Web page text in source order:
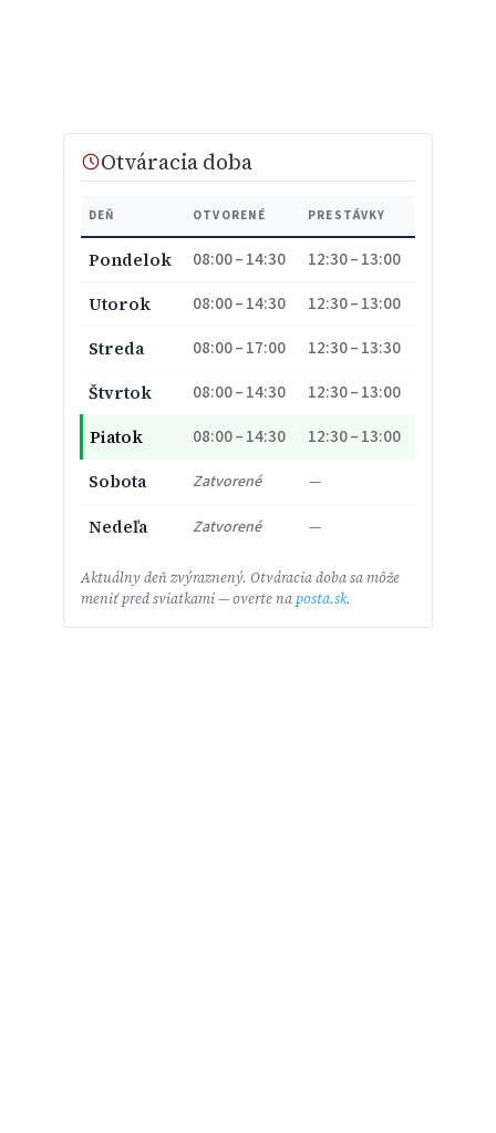
Otváracia doba
DEŇ OTVORENÉ PRESTÁVKY
Pondelok 08:00 – 14:30 12:30 – 13:00
Utorok 08:00 – 14:30 12:30 – 13:00
Streda 08:00 – 17:00 12:30 – 13:30
Štvrtok 08:00 – 14:30 12:30 – 13:00
Piatok 08:00 – 14:30 12:30 – 13:00
Sobota Zatvorené —
Nedeľa Zatvorené —
Aktuálny deň zvýraznený. Otváracia doba sa môže
meniť pred sviatkami — overte naposta.sk.